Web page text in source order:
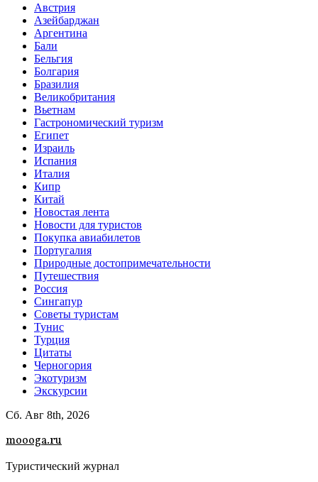
Австрия
Азейбарджан
Аргентина
Бали
Бельгия
Болгария
Бразилия
Великобритания
Вьетнам
Гастрономический туризм
Египет
Израиль
Испания
Италия
Кипр
Китай
Новостая лента
Новости для туристов
Покупка авиабилетов
Португалия
Природные достопримечательности
Путешествия
Россия
Сингапур
Советы туристам
Тунис
Турция
Цитаты
Черногория
Экотуризм
Экскурсии
Сб. Авг 8th, 2026
moooga.ru
Туристический журнал